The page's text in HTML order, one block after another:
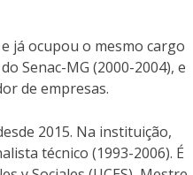
já ocupou o mesmo cargo
Senac-MG (2000-2004), e
de empresas.
2015. Na instituição,
técnico (1993-2006). É